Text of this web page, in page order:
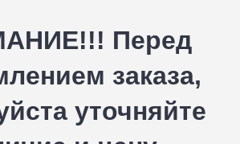
Перед
заказа,
уточняйте